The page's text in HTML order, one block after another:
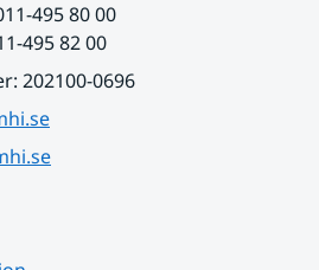
495 80 00
495 82 00
202100-0696